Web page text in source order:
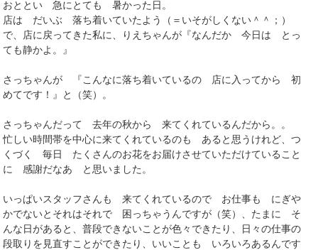
おととい 急にとても 暑かった日。
店は だいぶ 落ち着いていたよう（＝いそがしくない＾＾；）
で、店に戻ってきた私に、りえちゃんが『なんだか 今日は とっ
ても静かよ。』
さっちゃんが 『こんなに落ち着いているの 店に入ってから 初
めてです！』と（笑）。
さっちゃんだって 去年の秋から 来てくれているんだから。。
忙しい時間帯を中心に来てくれているのも あると思うけれど、つ
くづく 毎日 たくさんのお花をお届けさせていただけていること
に 感謝だなあ と思いました。
いっぱいスタッフさんも 来てくれているので お仕事も にぎや
かでないとそれはそれで 困っちゃうんですが（笑）、たまに そ
んな日があると、普段できないことが色々できたり、日々の仕事の
段取りを見直すことができたり、いいことも いろいろあるんです